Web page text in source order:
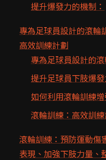
提升爆發力的機制：
專為足球員設計的滾輪
高效訓練計劃
專為足球員設計的
提升足球員下肢爆
如何利用滾輪訓練
滾輪訓練：高效訓
滾輪訓練：預防運動傷
表現、加強下肢力量、